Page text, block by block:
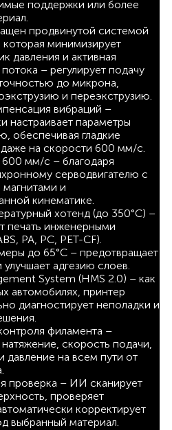
поддержки или более
продвинутой системой
минимизирует
давления и активная
– регулирует подачу
до микрона,
и переэкструзию.
вибраций –
настраивает параметры
обеспечивая гладкие
на скорости 600 мм/с.
мм/с – благодаря
серводвигателю с
и
кинематике.
хотенд (до 350°C) –
печать инженерными
PA, PC, PET-CF).
до 65°C – предотвращает
адгезию слоев.
System (HMS 2.0) – как
автомобилях, принтер
диагностирует неполадки и
филамента –
скорость подачи,
давление на всем пути от
проверка – ИИ сканирует
проверяет
корректирует
выбранный материал.